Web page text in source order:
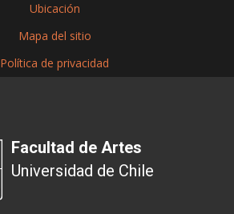
Ubicación
Mapa del sitio
Política de privacidad
Facultad de Artes
Universidad de Chile